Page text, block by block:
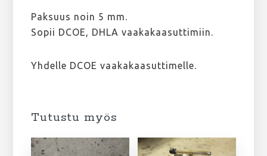
Paksuus noin 5 mm.
Sopii DCOE, DHLA vaakakaasuttimiin.
Yhdelle DCOE vaakakaasuttimelle.
Tutustu myös